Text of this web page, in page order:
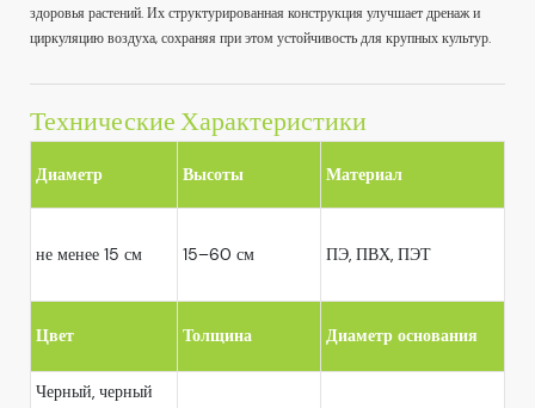
здоровья растений. Их структурированная конструкция улучшает дренаж и
циркуляцию воздуха, сохраняя при этом устойчивость для крупных культур.
Технические Характеристики
Диаметр Высоты Материал
не менее 15 см 15–60 см ПЭ, ПВХ, ПЭТ
Цвет Толщина Диаметр основания
Черный, черный